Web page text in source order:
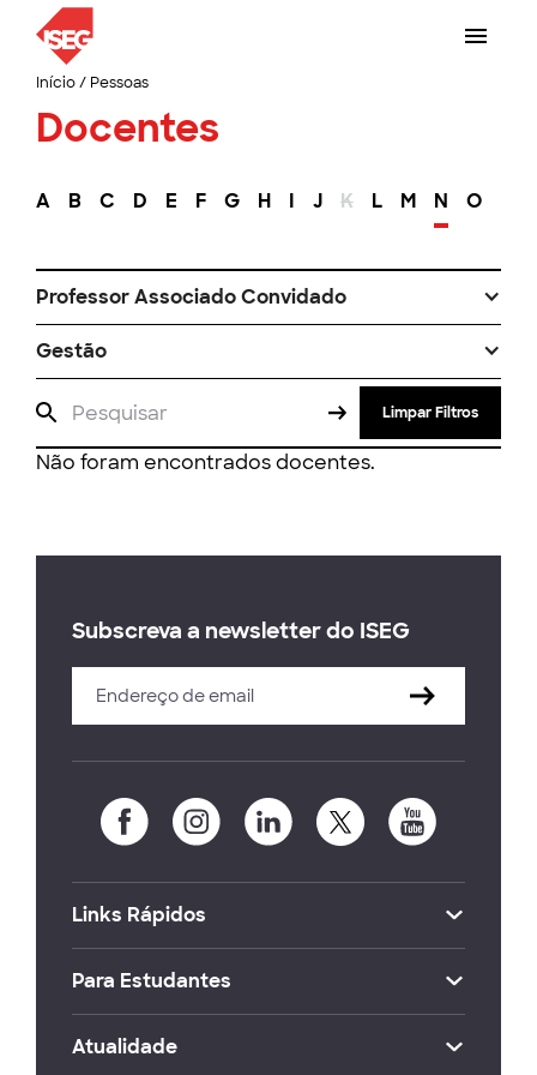
Início/ Pessoas
Docentes
A B C D E F G H I J K L M N O
Professor Associado Convidado
Gestão
Limpar Filtros
Não foram encontrados docentes.
Subscreva a newsletter do ISEG
Links Rápidos
Para Estudantes
Atualidade